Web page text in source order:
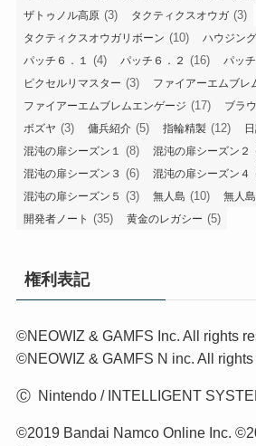
ザトゥノル高原 (3) タクティクスオウガ (3)
タクティクスオウガリボーン (10) ハウジング
パッチ６．１ (4) パッチ６．２ (16) パッ
ピクセルリマスター (3) ファイアーエムブレ
ファイアーエムブレムエンゲージ (17) ブラ
ボズヤ (3) 傭兵紹介 (5) 指輪精製 (12)
混沌の扉シーズン１ (8) 混沌の扉シーズン２
混沌の扉シーズン３ (6) 混沌の扉シーズン４
混沌の扉シーズン５ (3) 無人島 (10) 無人
開発者ノート (35) 黄金のレガシー (5)
権利表記
©NEOWIZ & GAMFS Inc. All rights
©NEOWIZ & GAMFS N inc. All rights
Ⓒ Nintendo / INTELLIGENT
©2019 Bandai Namco Online Inc.